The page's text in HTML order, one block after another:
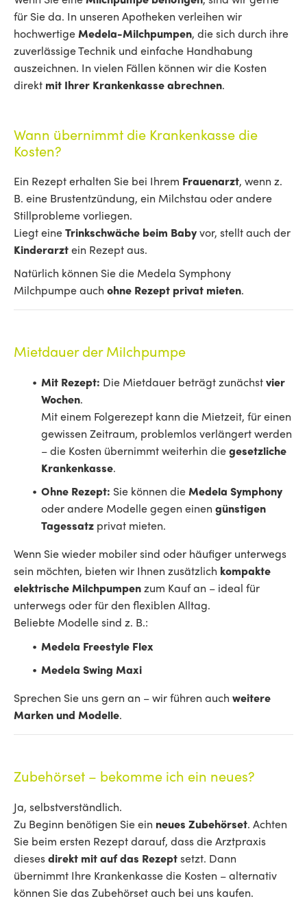
für Sie da. In unseren Apotheken verleihen wir
hochwertigeMedela-Milchpumpen, die sich durch ihre
zuverlässige Technik und einfache Handhabung
auszeichnen. In vielen Fällen können wir die Kosten
direkt mit Ihrer Krankenkasse abrechnen.
Wann übernimmt die Krankenkasse die
Kosten?
Ein Rezept erhalten Sie bei Ihrem Frauenarzt, wenn z.
B. eine Brustentzündung, ein Milchstau oder andere
Stillprobleme vorliegen.
Liegt eineTrinkschwäche beim Babyvor, stellt auch der
Kinderarztein Rezept aus.
Natürlich können Sie die Medela Symphony
Milchpumpe auch ohne Rezept privat mieten.
Mietdauer der Milchpumpe
Mit Rezept: Die Mietdauer beträgt zunächstvier
Wochen.
Mit einem Folgerezept kann die Mietzeit, für einen
gewissen Zeitraum, problemlos verlängert werden
– die Kosten übernimmt weiterhin diegesetzliche
Krankenkasse.
Ohne Rezept: Sie können dieMedela Symphony
oder andere Modelle gegen einen günstigen
Tagessatz privat mieten.
Wenn Sie wieder mobiler sind oder häufiger unterwegs
sein möchten, bieten wir Ihnen zusätzlich kompakte
elektrische Milchpumpenzum Kauf an – ideal für
unterwegs oder für den flexiblen Alltag.
Beliebte Modelle sind z. B.:
Medela Freestyle Flex
Medela Swing Maxi
Sprechen Sie uns gern an – wir führen auch weitere
Marken und Modelle.
Zubehörset – bekomme ich ein neues?
Ja, selbstverständlich.
Zu Beginn benötigen Sie ein neues Zubehörset. Achten
Sie beim ersten Rezept darauf, dass die Arztpraxis
diesesdirekt mit auf das Rezeptsetzt. Dann
übernimmt Ihre Krankenkasse die Kosten – alternativ
können Sie das Zubehörset auch bei uns kaufen.